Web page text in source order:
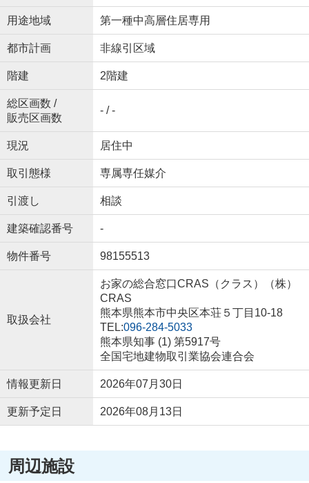
用途地域 第一種中高層住居専用
都市計画 非線引区域
階建 2階建
総区画数 /
販売区画数
- / -
現況 居住中
取引態様 専属専任媒介
引渡し 相談
建築確認番号 -
物件番号 98155513
取扱会社
お家の総合窓口CRAS（クラス）（株）
CRAS
熊本県熊本市中央区本荘５丁目10-18
TEL:096-284-5033
熊本県知事 (1) 第5917号
全国宅地建物取引業協会連合会
情報更新日 2026年07月30日
更新予定日 2026年08月13日
周辺施設